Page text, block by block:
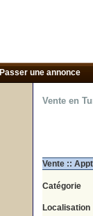
Passer une annonce
Vente en
Vente ::
Catégorie
Localisation